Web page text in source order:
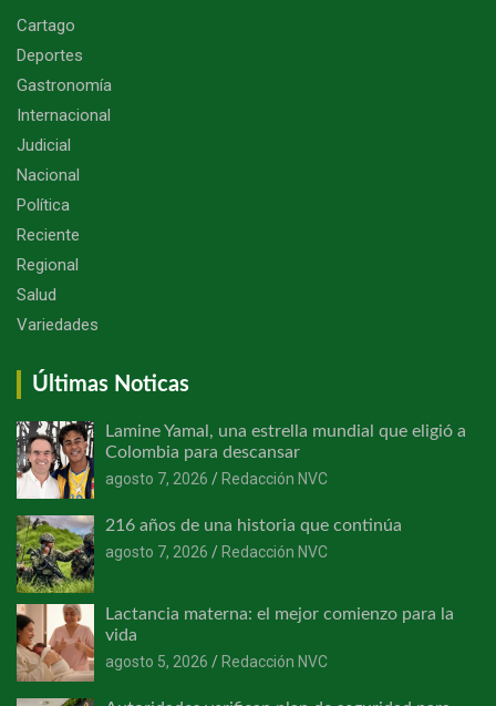
Cartago
Deportes
Gastronomía
Internacional
Judicial
Nacional
Política
Reciente
Regional
Salud
Variedades
Últimas Noticas
Lamine Yamal, una estrella mundial que eligió a
Colombia para descansar
agosto 7, 2026
Redacción NVC
216 años de una historia que continúa
agosto 7, 2026
Redacción NVC
Lactancia materna: el mejor comienzo para la
vida
agosto 5, 2026
Redacción NVC